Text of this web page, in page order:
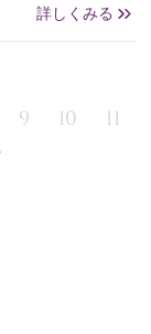
詳しくみる
9 10 11